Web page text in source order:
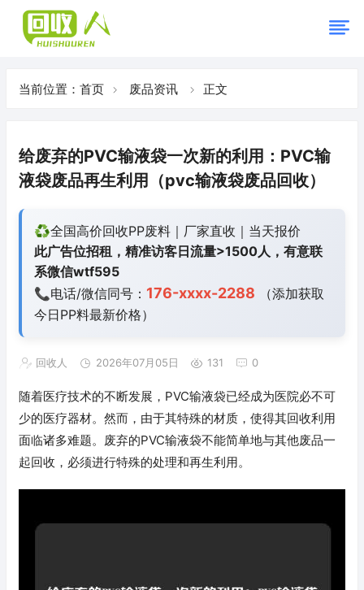
当前位置： 首页 废品资讯 正文
给废弃的PVC输液袋一次新的利用：PVC输
液袋废品再生利用（pvc输液袋废品回收）
♻️全国高价回收PP废料｜厂家直收｜当天报价
此广告位招租，精准访客日流量>1500人，有意联
系微信wtf595
📞电话/微信同号： 176-xxxx-2288 （添加获取
今日PP料最新价格）
回收人 2026年07月05日 131 0
随着医疗技术的不断发展，PVC输液袋已经成为医院必不可
少的医疗器材。然而，由于其特殊的材质，使得其回收利用
面临诸多难题。废弃的PVC输液袋不能简单地与其他废品一
起回收，必须进行特殊的处理和再生利用。